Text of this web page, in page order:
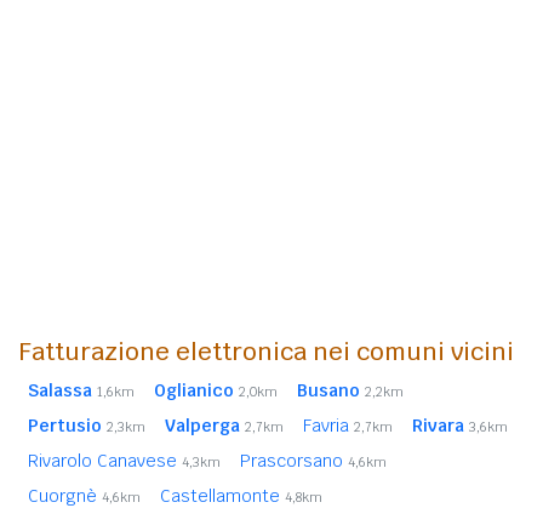
Fatturazione elettronica nei comuni vicini
Salassa 1,6km Oglianico 2,0km Busano 2,2km
Pertusio 2,3km Valperga 2,7km Favria 2,7km Rivara 3,6km
Rivarolo Canavese 4,3km Prascorsano 4,6km
Cuorgnè 4,6km Castellamonte 4,8km